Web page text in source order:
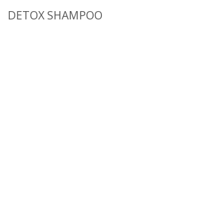
DETOX SHAMPOO